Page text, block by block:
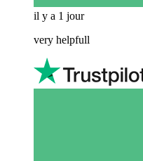
il y a 1 jour
very helpfull